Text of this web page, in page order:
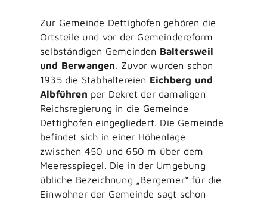
Zur Gemeinde Dettighofen gehören die
Ortsteile und vor der Gemeindereform
selbständigen Gemeinden Baltersweil
und Berwangen . Zuvor wurden schon
1935 die Stabhaltereien Eichberg und
Albführen per Dekret der damaligen
Reichsregierung in die Gemeinde
Dettighofen eingegliedert. Die Gemeinde
befindet sich in einer Höhenlage
zwischen 450 und 650 m über dem
Meeresspiegel. Die in der Umgebung
übliche Bezeichnung „Bergemer“ für die
Einwohner der Gemeinde sagt schon